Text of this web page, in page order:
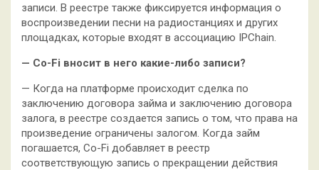
записи. В реестре также фиксируется информация о
воспроизведении песни на радиостанциях и других
площадках, которые входят в ассоциацию IPChain.
— Co-Fi вносит в него какие-либо записи?
— Когда на платформе происходит сделка по
заключению договора займа и заключению договора
залога, в реестре создается запись о том, что права на
произведение ограничены залогом. Когда займ
погашается, Co-Fi добавляет в реестр
соответствующую запись о прекращении действия